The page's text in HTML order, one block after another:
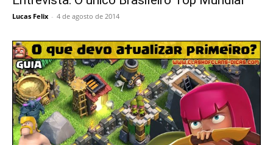
Lucas Felix - 4 de agosto de 2014